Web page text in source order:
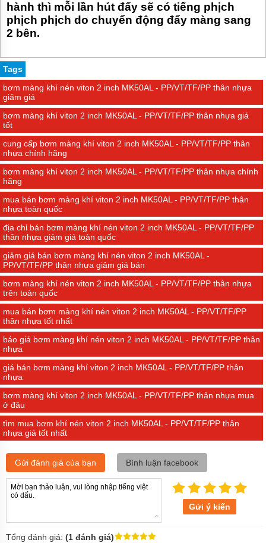
hành thì mỗi lần hút đẩy sẽ có tiếng phịch
phịch phịch do chuyển động đẩy màng sang
2 bên.
Tags
bơm màng khí nén viton 2 inch MK50AL - PP/VT/TF/PP thân nhựa
giảm giá
bơm màng khí viton 2 inch MK50AL - PP/VT/TF/PP thân nhựa giá
tốt
cung cấp bơm màng khí viton 2 inch MK50AL - PP/VT/TF/PP thân
nhựa chính hãng
bơm màng khí viton 2 inch MK50AL - PP/VT/TF/PP thân nhựa chính
hãng
mua bán bơm màng khí viton 2 inch MK50AL - PP/VT/TF/PP thân
nhựa toàn quốc
địa chỉ bán bơm màng khí nén viton 2 inch MK50AL - PP/VT/TF/PP
thân nhựa giảm giá toàn quốc
giảm giá bán bơm màng khí nén viton 2 inch MK50AL -
PP/VT/TF/PP thân nhựa giảm giá bán
bơm màng khí nén viton 2 inch MK50AL - PP/VT/TF/PP thân nhựa
trên toàn quốc
mua bán bơm màng khí nén viton 2 inch MK50AL - PP/VT/TF/PP
thân nhựa tốt nhất
báo giá bơm màng khí nén viton 2 inch MK50AL - PP/VT/TF/PP thân
nhựa
giá bán bơm màng khí viton 2 inch MK50AL - PP/VT/TF/PP thân
nhựa
bơm màng khí viton 2 inch MK50AL - PP/VT/TF/PP thân nhựa mua
ở đâu
tìm mua bơm khí nén viton 2 inch MK50AL - PP/VT/TF/PP thân
nhựa giá tốt nhất
Gửi đánh giá của bạn Bình luận facebook
Gửi ý kiến
Tổng đánh giá: (1 đánh giá)